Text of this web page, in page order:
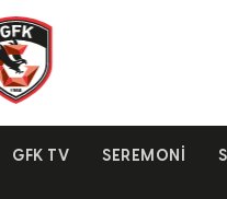
GFK TV SEREMONI